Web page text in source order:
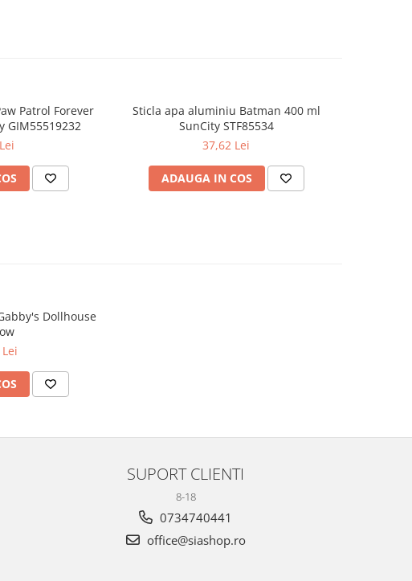
Patrol Forever
GIM55519232
Sticla apa aluminiu Batman 400 ml
SunCity STF85534
37,62 Lei
ADAUGA IN COS
SUPORT CLIENTI
8-18
0734740441
office@siashop.ro